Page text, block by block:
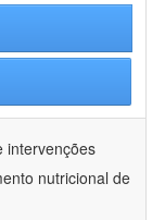
intervenções
nutricional de